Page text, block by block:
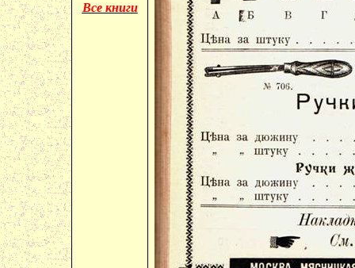
Все книги